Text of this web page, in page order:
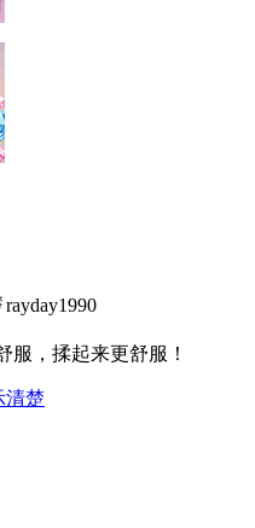
rayday1990
服，揉起来更舒服！
清楚